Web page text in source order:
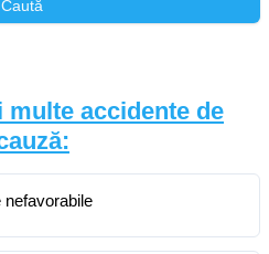
Caută
multe accidente de
nefavorabile